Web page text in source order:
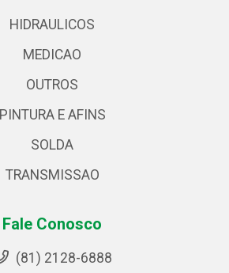
HIDRAULICOS
MEDICAO
OUTROS
PINTURA E AFINS
SOLDA
TRANSMISSAO
Fale Conosco
(81) 2128-6888